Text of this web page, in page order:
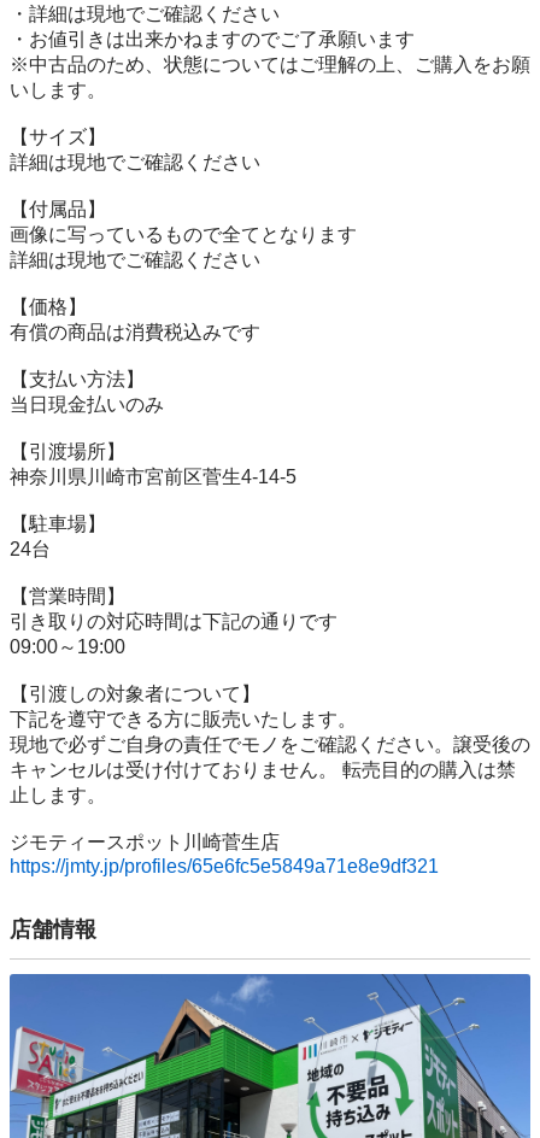
・詳細は現地でご確認ください
・お値引きは出来かねますのでご了承願います
※中古品のため、状態についてはご理解の上、ご購入をお願
いします。
【サイズ】
詳細は現地でご確認ください
【付属品】
画像に写っているもので全てとなります
詳細は現地でご確認ください
【価格】
有償の商品は消費税込みです
【⽀払い⽅法】
当⽇現⾦払いのみ
【引渡場所】
神奈川県川崎市宮前区菅生4-14-5
【駐⾞場】
24台
【営業時間】
引き取りの対応時間は下記の通りです
09:00～19:00
【引渡しの対象者について】
下記を遵守できる⽅に販売いたします。
現地で必ずご⾃⾝の責任でモノをご確認ください。譲受後の
キャンセルは受け付けておりません。 転売⽬的の購⼊は禁
⽌します。
https://jmty.jp/profiles/65e6fc5e5849a71e8e9df321
店舗情報